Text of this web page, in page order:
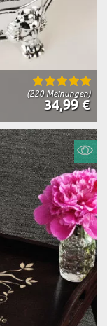
(220 Meinungen)
34,99 €